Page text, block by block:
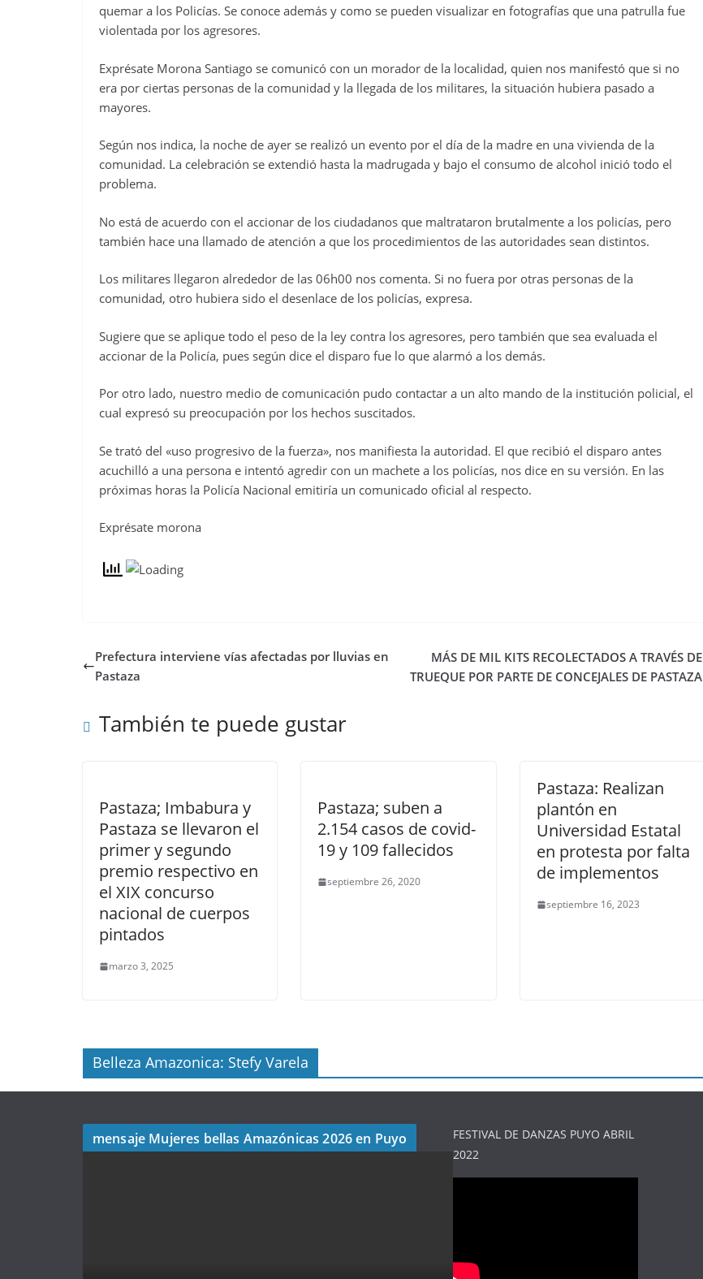
quemar a los Policías. Se conoce además y como se pueden visualizar en fotografías que una patrulla fue
violentada por los agresores.
Exprésate Morona Santiago se comunicó con un morador de la localidad, quien nos manifestó que si no
era por ciertas personas de la comunidad y la llegada de los militares, la situación hubiera pasado a
mayores.
Según nos indica, la noche de ayer se realizó un evento por el día de la madre en una vivienda de la
comunidad. La celebración se extendió hasta la madrugada y bajo el consumo de alcohol inició todo el
problema.
No está de acuerdo con el accionar de los ciudadanos que maltrataron brutalmente a los policías, pero
también hace una llamado de atención a que los procedimientos de las autoridades sean distintos.
Los militares llegaron alrededor de las 06h00 nos comenta. Si no fuera por otras personas de la
comunidad, otro hubiera sido el desenlace de los policías, expresa.
Sugiere que se aplique todo el peso de la ley contra los agresores, pero también que sea evaluada el
accionar de la Policía, pues según dice el disparo fue lo que alarmó a los demás.
Por otro lado, nuestro medio de comunicación pudo contactar a un alto mando de la institución policial, el
cual expresó su preocupación por los hechos suscitados.
Se trató del «uso progresivo de la fuerza», nos manifiesta la autoridad. El que recibió el disparo antes
acuchilló a una persona e intentó agredir con un machete a los policías, nos dice en su versión. En las
próximas horas la Policía Nacional emitiría un comunicado oficial al respecto.
Exprésate morona
Prefectura interviene vías afectadas por lluvias en
Pastaza
MÁS DE MIL KITS RECOLECTADOS A TRAVÉS DE
TRUEQUE POR PARTE DE CONCEJALES DE PASTAZA
También te puede gustar
Pastaza; Imbabura y
Pastaza se llevaron el
primer y segundo
premio respectivo en
el XIX concurso
nacional de cuerpos
pintados
marzo 3, 2025
Pastaza; suben a
2.154 casos de covid-
19 y 109 fallecidos
septiembre 26, 2020
Pastaza: Realizan
plantón en
Universidad Estatal
en protesta por falta
de implementos
septiembre 16, 2023
Belleza Amazonica: Stefy Varela
mensaje Mujeres bellas Amazónicas 2026 en Puyo
FESTIVAL DE DANZAS PUYO ABRIL
2022